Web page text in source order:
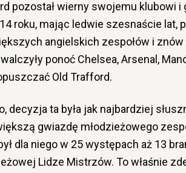
pozostał wierny swojemu klubowi i
roku, mając ledwie szesnaście lat,
angielskich zespołów i znów
ponoć Chelsea, Arsenal,
Old Trafford.
decyzja ta była jak najbardziej
gwiazdę młodzieżowego
dla niego w 25 występach aż 13
Lidze Mistrzów. To właśnie